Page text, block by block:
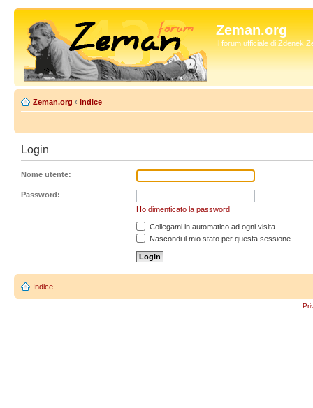
Zeman.org
Il forum ufficiale di Zdenek
Zeman.org ‹ Indice
Login
Nome utente:
Password:
Ho dimenticato la password
Collegami in automatico ad ogni visita
Nascondi il mio stato per questa sessione
Indice